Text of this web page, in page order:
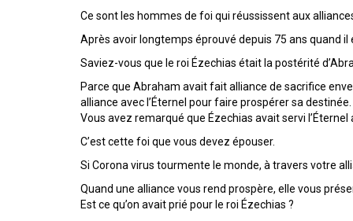
Ce sont les hommes de foi qui réussissent aux
Après avoir longtemps éprouvé depuis 75 ans quand
Saviez-vous que le roi Ézechias était la postérité
Parce que Abraham avait fait alliance de sacrifice
alliance avec l’Éternel pour faire prospérer sa destinée.
Vous avez remarqué que Ézechias avait servi
C’est cette foi que vous devez épouser.
Si Corona virus tourmente le monde, à travers votre
Quand une alliance vous rend prospère, elle vous
Est ce qu’on avait prié pour le roi Ézechias ?